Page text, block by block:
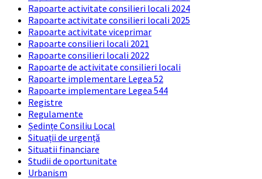
Rapoarte activitate consilieri locali 2024
Rapoarte activitate consilieri locali 2025
Rapoarte activitate viceprimar
Rapoarte consilieri locali 2021
Rapoarte consilieri locali 2022
Rapoarte de activitate consilieri locali
Rapoarte implementare Legea 52
Rapoarte implementare Legea 544
Registre
Regulamente
Ședințe Consiliu Local
Situații de urgență
Situatii financiare
Studii de oportunitate
Urbanism